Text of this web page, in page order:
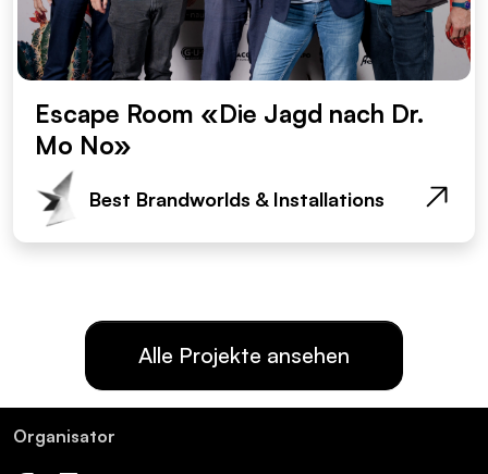
Escape Room «Die Jagd nach Dr.
Mo No»
Best Brandworlds & Installations
Alle Projekte ansehen
Or­ga­ni­sa­tor